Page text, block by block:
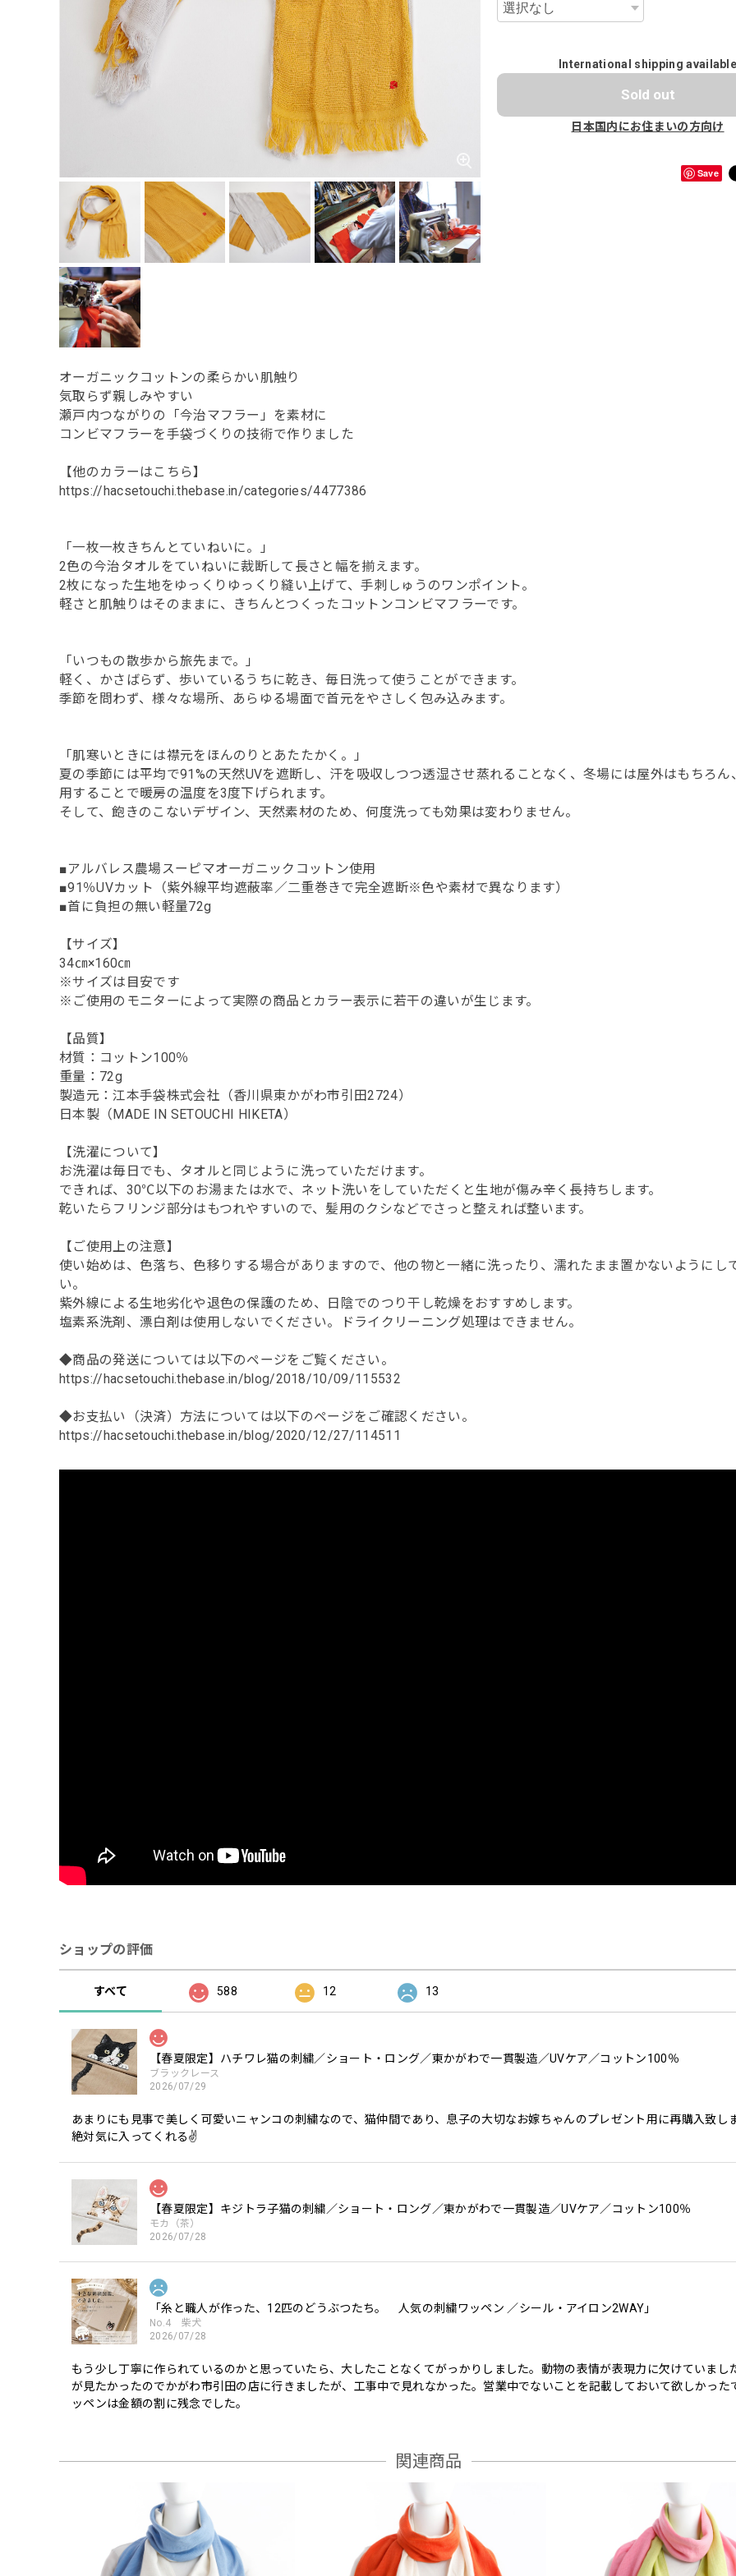
International shipping
Sold out
日本国内にお住まいの方向け
Save
オーガニックコットンの柔らかい肌触り
気取らず親しみやすい
瀬戸内つながりの「今治マフラー」を素材に
コンビマフラーを手袋づくりの技術で作りました
【他のカラーはこちら】
https://hacsetouchi.thebase.in/categories/4477386
「一枚一枚きちんとていねいに。」
2色の今治タオルをていねいに裁断して長さと幅を揃えます。
2枚になった生地をゆっくりゆっくり縫い上げて、手刺しゅうのワンポイント。
軽さと肌触りはそのままに、きちんとつくったコットンコンビマフラーです。
「いつもの散歩から旅先まで。」
軽く、かさばらず、歩いているうちに乾き、毎日洗って使うことができます。
季節を問わず、様々な場所、あらゆる場面で首元をやさしく包み込みます。
「肌寒いときには襟元をほんのりとあたたかく。」
夏の季節には平均で91%の天然UVを遮断し、汗を吸収しつつ透湿させ蒸れることなく、冬場には屋外はもちろん
用することで暖房の温度を3度下げられます。
そして、飽きのこないデザイン、天然素材のため、何度洗っても効果は変わりません。
■アルバレス農場スーピマオーガニックコットン使用
■91％UVカット（紫外線平均遮蔽率／二重巻きで完全遮断※色や素材で異なります）
■首に負担の無い軽量72g
【サイズ】
34㎝×160㎝
※サイズは目安です
※ご使用のモニターによって実際の商品とカラー表示に若干の違いが生じます。
【品質】
材質：コットン100％
重量：72g
製造元：江本手袋株式会社（香川県東かがわ市引田2724）
日本製（MADE IN SETOUCHI HIKETA）
【洗濯について】
お洗濯は毎日でも、タオルと同じように洗っていただけます。
できれば、30℃以下のお湯または水で、ネット洗いをしていただくと生地が傷み辛く長持ちします。
乾いたらフリンジ部分はもつれやすいので、髪用のクシなどでさっと整えれば整います。
【ご使用上の注意】
使い始めは、色落ち、色移りする場合がありますので、他の物と一緒に洗ったり、濡れたまま置かないようにし
い。
紫外線による生地劣化や退色の保護のため、日陰でのつり干し乾燥をおすすめします。
塩素系洗剤、漂白剤は使用しないでください。ドライクリーニング処理はできません。
◆商品の発送については以下のページをご覧ください。
https://hacsetouchi.thebase.in/blog/2018/10/09/115532
◆お支払い（決済）方法については以下のページをご確認ください。
https://hacsetouchi.thebase.in/blog/2020/12/27/114511
ショップの評価
すべて 588 12 13
【春夏限定】ハチワレ猫の刺繍／ショート・ロング／東かがわで一貫製造／UVケア／コットン100％
ブラックレース
2026/07/29
あまりにも見事で美しく可愛いニャンコの刺繍なので、猫仲間であり、息子の大切なお嫁ちゃんのプレゼント用に再購入致し
絶対気に入ってくれる✌️
【春夏限定】キジトラ子猫の刺繍／ショート・ロング／東かがわで一貫製造／UVケア／コットン100％
モカ（茶）
2026/07/28
「糸と職人が作った、12匹のどうぶつたち。 人気の刺繍ワッペン ／シール・アイロン2WAY」
No.4 柴犬
2026/07/28
もう少し丁寧に作られているのかと思っていたら、大したことなくてがっかりしました。動物の表情が表現力に欠けていまし
が見たかったのでかがわ市引田の店に行きましたが、工事中で見れなかった。営業中でないことを記載しておいて欲しかった
ッペンは金額の割に残念でした。
No.10 トイプードル白
2026/07/27
トイプードル可愛いです。 特に笑顔のトイプードル、主人がスマホケースに貼って喜んでます。 ありがとうございます。
関連商品